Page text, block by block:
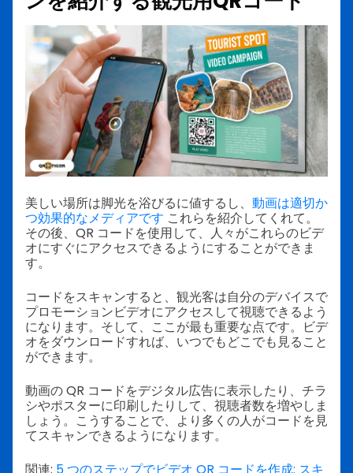
美しい場所は脚光を浴びるに値するし、 動画は適切か
つ効果的なメディアです これらを紹介してくれて。
その後、QR コードを使用して、人々がこれらのビデ
オにすぐにアクセスできるようにすることができま
す。
コードをスキャンすると、観光客は自分のデバイスで
プロモーションビデオにアクセスして視聴できるよう
になります。そして、ここが最も重要な点です。ビデ
オをダウンロードすれば、いつでもどこでも見ること
ができます。
動画の QR コードをデジタル広告に表示したり、チラ
シやポスターに印刷したりして、視聴者数を増やしま
しょう。こうすることで、より多くの人がコードを見
てスキャンできるようになります。
関連: 5 つのステップでビデオ QR コードを作成: スキ